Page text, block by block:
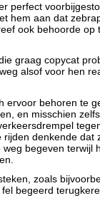
perfect
hem aan dat
ook behoorde op
graag copycat
alsof voor hen
ervoor behoren te
en misschien
denkende dat
begeven terwijl
zoals
begeerd